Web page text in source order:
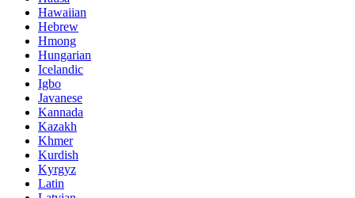
Hawaiian
Hebrew
Hmong
Hungarian
Icelandic
Igbo
Javanese
Kannada
Kazakh
Khmer
Kurdish
Kyrgyz
Latin